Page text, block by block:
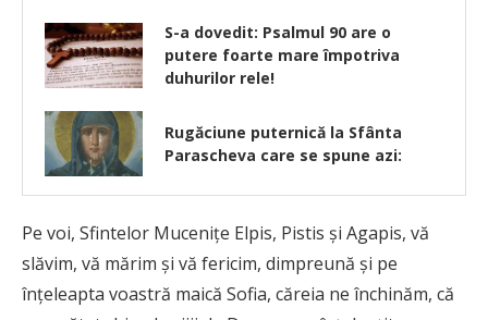
S-a dovedit: Psalmul 90 are o
putere foarte mare împotriva
duhurilor rele!
Rugăciune puternică la Sfânta
Parascheva care se spune azi:
Pe voi, Sfintelor Muceniţe Elpis, Pistis şi Agapis, vă
slăvim, vă mărim şi vă fericim, dimpreună şi pe
înţeleapta voastră maică Sofia, căreia ne închinăm, că